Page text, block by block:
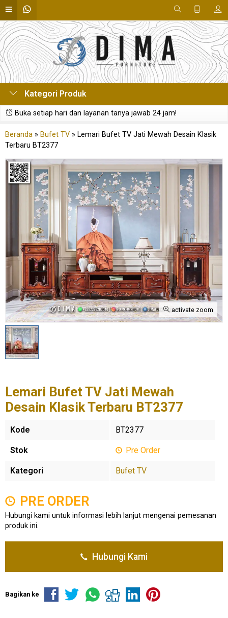
Kategori Produk
Buka setiap hari dan layanan tanya jawab 24 jam!
Beranda » Bufet TV » Lemari Bufet TV Jati Mewah Desain Klasik
Terbaru BT2377
activate zoom
Lemari Bufet TV Jati Mewah
Desain Klasik Terbaru BT2377
Kode BT2377
Stok Pre Order
Kategori Bufet TV
PRE ORDER
Hubungi kami untuk informasi lebih lanjut mengenai pemesanan
produk ini.
Hubungi Kami
Bagikan ke